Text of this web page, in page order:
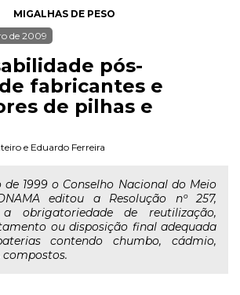
MIGALHAS DE PESO
de 2009
pós-
fabricantes e
de pilhas e
e Eduardo Ferreira
1999 o Conselho Nacional do Meio
editou a Resolução nº 257,
a obrigatoriedade de reutilização,
ou disposição final adequada
contendo chumbo, cádmio,
compostos.